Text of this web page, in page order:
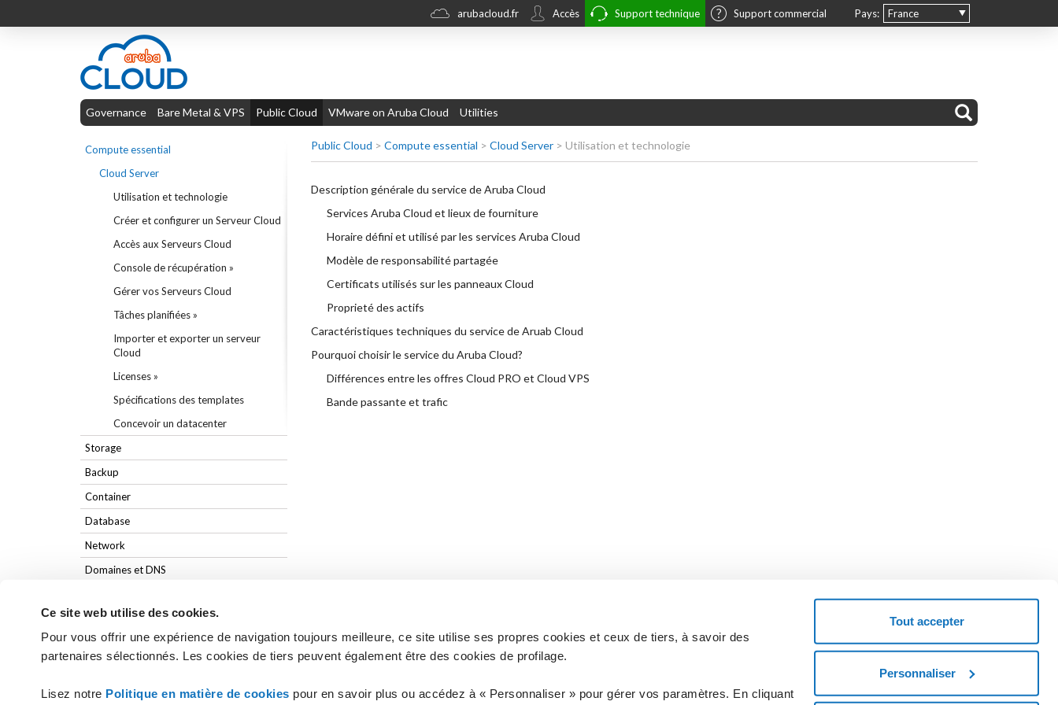
Ce site web utilise des cookies.
Pour vous offrir une expérience de navigation toujours meilleure, ce site utilise ses propres cookies et ceux de tiers, à savoir des
partenaires sélectionnés. Les cookies de tiers peuvent également être des cookies de profilage.
Lisez notre Politique en matière de cookies pour en savoir plus ou accédez à « Personnaliser » pour gérer vos paramètres. En cliquant
Tout accepter
Personnaliser
Pays: France
arubacloud.fr Accès Support technique Support commercial
Governance Bare Metal & VPS Public Cloud VMware on Aruba Cloud Utilities
Compute essential
Cloud Server
Utilisation et technologie
Créer et configurer un Serveur Cloud
Accès aux Serveurs Cloud
Console de récupération »
Gérer vos Serveurs Cloud
Tâches planifiées »
Importer et exporter un serveur
Cloud
Licenses »
Spécifications des templates
Concevoir un datacenter
Storage
Backup
Container
Database
Network
Domaines et DNS
Public Cloud > Compute essential > Cloud Server> Utilisation et technologie
Description générale du service de Aruba Cloud
Services Aruba Cloud et lieux de fourniture
Horaire défini et utilisé par les services Aruba Cloud
Modèle de responsabilité partagée
Certificats utilisés sur les panneaux Cloud
Proprieté des actifs
Caractéristiques techniques du service de Aruab Cloud
Pourquoi choisir le service du Aruba Cloud?
Différences entre les offres Cloud PRO et Cloud VPS
Bande passante et trafic
Vous n'avez pas trouvé les réponses à vos questions ?
CONTACTEZ L'ASSISTANCE
Vous n'êtes pas client ? Demandez un code coupon et essayez le service.
COMMENCEZ MAINTENANT